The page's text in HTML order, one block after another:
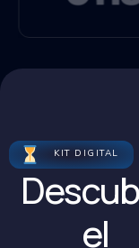
KIT DIGITAL
el